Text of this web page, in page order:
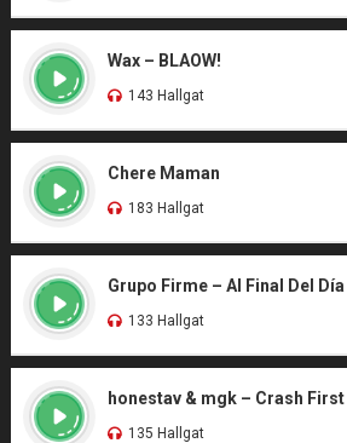
Wax – BLAOW!
143 Hallgat
Chere Maman
183 Hallgat
Grupo Firme – Al Final Del Día
133 Hallgat
honestav & mgk – Crash First
135 Hallgat